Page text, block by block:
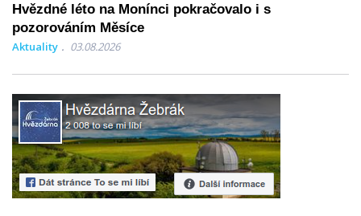
Hvězdné léto na Monínci pokračovalo i s
pozorováním Měsíce
Aktuality 03.08.2026